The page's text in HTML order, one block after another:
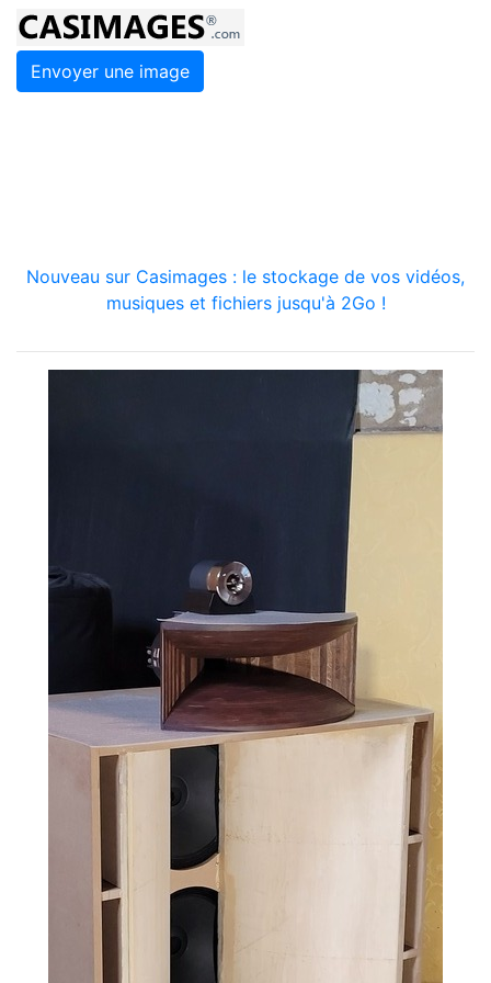
Envoyer une image
Nouveau sur Casimages : le stockage de vos vidéos,
musiques et fichiers jusqu'à 2Go !